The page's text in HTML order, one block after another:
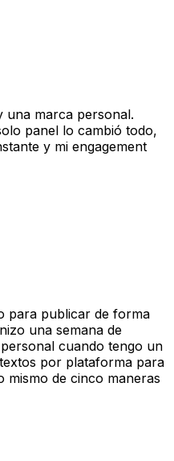
una marca personal.
panel lo cambió todo,
y mi engagement
para publicar de forma
una semana de
cuando tengo un
por plataforma para
mismo de cinco maneras